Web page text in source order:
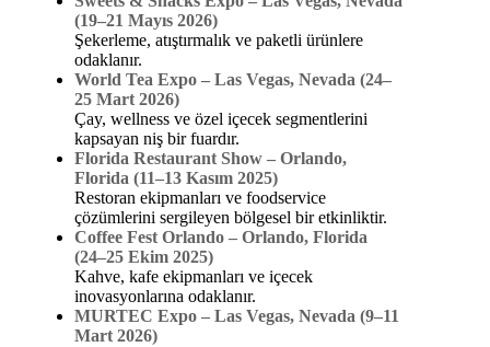
(19–21 Mayıs 2026)
Şekerleme, atıştırmalık ve paketli ürünlere
odaklanır.
World Tea Expo – Las Vegas, Nevada (24–
25 Mart 2026)
Çay, wellness ve özel içecek segmentlerini
kapsayan niş bir fuardır.
Florida Restaurant Show – Orlando,
Florida (11–13 Kasım 2025)
Restoran ekipmanları ve foodservice
çözümlerini sergileyen bölgesel bir etkinliktir.
Coffee Fest Orlando – Orlando, Florida
(24–25 Ekim 2025)
Kahve, kafe ekipmanları ve içecek
inovasyonlarına odaklanır.
MURTEC Expo – Las Vegas, Nevada (9–11
Mart 2026)